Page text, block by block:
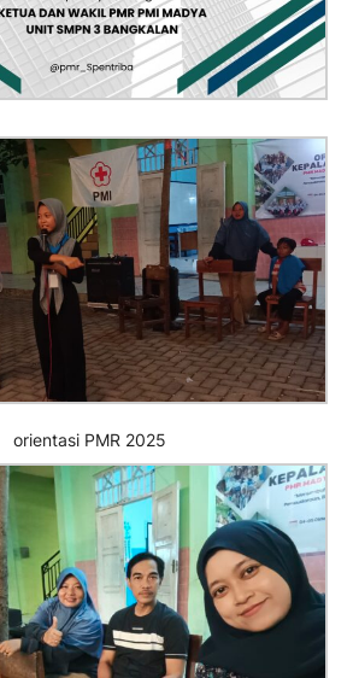
orientasi PMR 2025